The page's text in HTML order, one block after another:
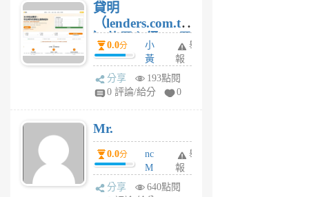
貸明
（lenders.com.tw
）使用心得 — 民
間貸款比較平台
體驗
0.0分
小
黃
蜂
1
舉
報
分享
193點閱
0 評論/給分
0
Mr.
0.0分
nc
M
U
舉
報
分享
640點閱